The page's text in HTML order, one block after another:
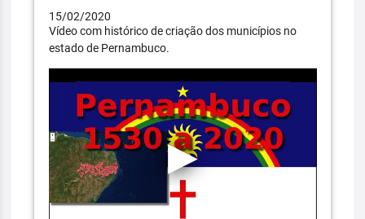
15/02/2020
Vídeo com histórico de criação dos municípios no
estado de Pernambuco.